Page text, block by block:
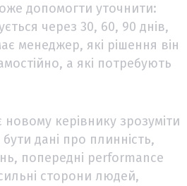
допомогти уточнити:
через 30, 60, 90 днів,
менеджер, які рішення він
а які потребують
керівнику зрозуміти
дані про плинність,
попередні performance
сторони людей,